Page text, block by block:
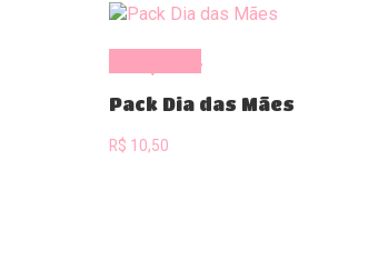
Pack Dia das Mães
R$ 10,50